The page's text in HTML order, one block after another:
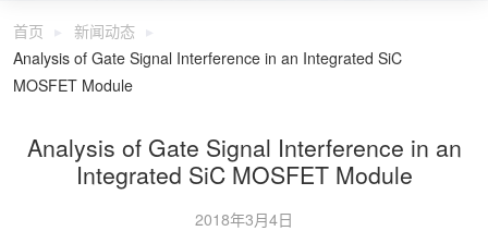
首页
新闻动态
Analysis of Gate Signal Interference in an Integrated SiC
MOSFET Module
Analysis of Gate Signal Interference in an
Integrated SiC MOSFET Module
2018年3月4日